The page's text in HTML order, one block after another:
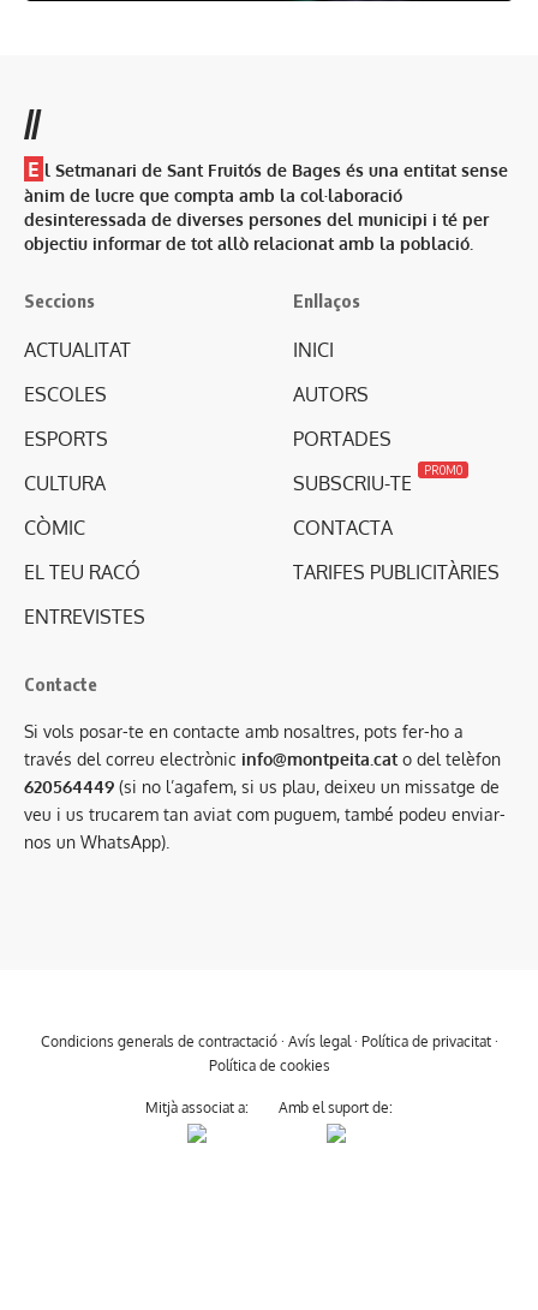
//
E l Setmanari de Sant Fruitós de Bages és una entitat sense
ànim de lucre que compta amb la col·laboració
desinteressada de diverses persones del municipi i té per
objectiu informar de tot allò relacionat amb la població.
Seccions
ACTUALITAT
ESCOLES
ESPORTS
CULTURA
CÒMIC
EL TEU RACÓ
ENTREVISTES
Enllaços
INICI
AUTORS
PORTADES
SUBSCRIU-TE
PROMO
CONTACTA
TARIFES PUBLICITÀRIES
Contacte
Si vols posar-te en contacte amb nosaltres, pots fer-ho a
través del correu electrònic info@montpeita.cato del telèfon
620564449 (si no l’agafem, si us plau, deixeu un missatge de
veu i us trucarem tan aviat com puguem, també podeu enviar-
nos un WhatsApp).
Condicions generals de contractació· Avís legal· Política de privacitat·
Política de cookies
Mitjà associat a: Amb el suport de: